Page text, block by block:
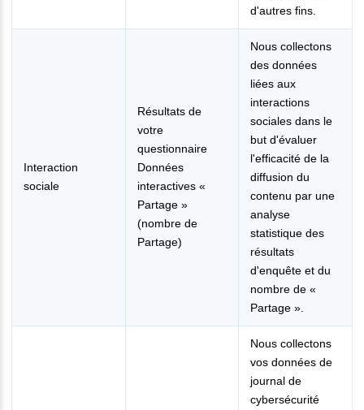
d'autres fins.
Interaction
sociale
Résultats de
votre
questionnaire
Données
interactives «
Partage »
(nombre de
Partage)
Nous collectons
des données
liées aux
interactions
sociales dans le
but d'évaluer
l'efficacité de la
diffusion du
contenu par une
analyse
statistique des
résultats
d'enquête et du
nombre de «
Partage ».
Nous collectons
vos données de
journal de
cybersécurité